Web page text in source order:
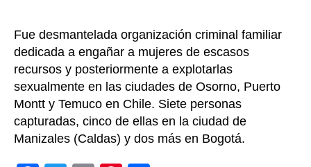
Fue desmantelada organización criminal familiar
dedicada a engañar a mujeres de escasos
recursos y posteriormente a explotarlas
sexualmente en las ciudades de Osorno, Puerto
Montt y Temuco en Chile. Siete personas
capturadas, cinco de ellas en la ciudad de
Manizales (Caldas) y dos más en Bogotá.